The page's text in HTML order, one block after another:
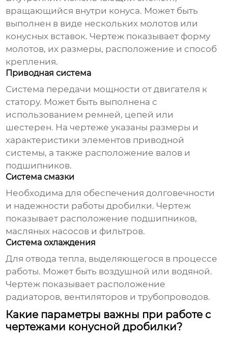
вращающийся внутри конуса. Может быть
выполнен в виде нескольких молотов или
конусных вставок. Чертеж показывает форму
молотов, их размеры, расположение и способ
крепления.
Приводная система
Система передачи мощности от двигателя к
статору. Может быть выполнена с
использованием ремней, цепей или
шестерен. На чертеже указаны размеры и
характеристики элементов приводной
системы, а также расположение валов и
подшипников.
Система смазки
Необходима для обеспечения долговечности
и надежности работы дробилки. Чертеж
показывает расположение подшипников,
масляных насосов и фильтров.
Система охлаждения
Для отвода тепла, выделяющегося в процессе
работы. Может быть воздушной или водяной.
Чертеж показывает расположение
радиаторов, вентиляторов и трубопроводов.
Какие параметры важны при работе с
чертежами конусной дробилки?